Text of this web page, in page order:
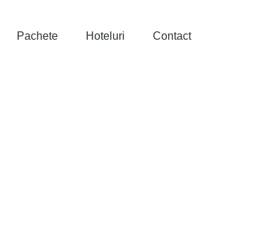
Pachete Hoteluri Contact